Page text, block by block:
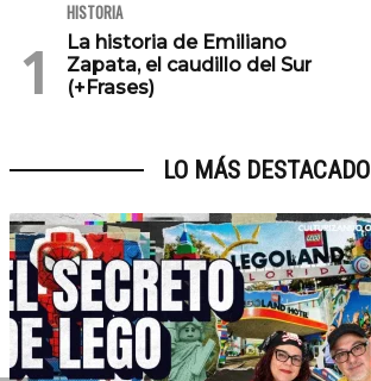
HISTORIA
La historia de Emiliano
Zapata, el caudillo del Sur
(+Frases)
LO MÁS DESTACADO